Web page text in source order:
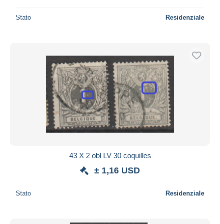
Stato Residenziale
43 X 2 obl LV 30 coquilles
± 1,16 USD
Stato Residenziale